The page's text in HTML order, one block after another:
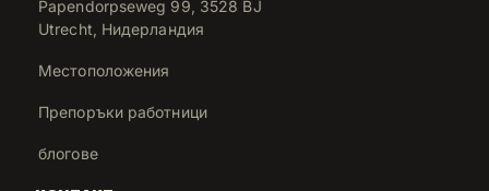
Papendorpseweg 99, 3528 BJ
Utrecht, Нидерландия
Местоположения
Препоръки работници
блогове